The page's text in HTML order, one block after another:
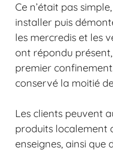
Ce n’était pas
installer puis
les mercredis et les
ont répondu
premier
conservé la moitié
Les clients peuvent
produits localement
enseignes, ainsi que